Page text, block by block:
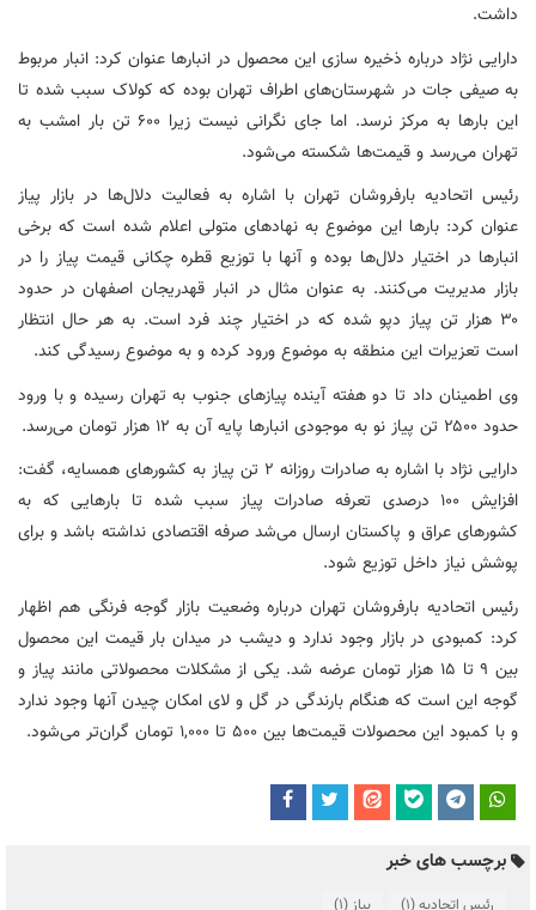
داشت.
دارایی نژاد درباره ذخیره سازی این محصول در انبارها عنوان کرد: انبار مربوط
به صیفی جات در شهرستان‌های اطراف تهران بوده که کولاک سبب شده تا
این بارها به مرکز نرسد. اما جای نگرانی نیست زیرا ۶۰۰ تن بار امشب به
تهران می‌رسد و قیمت‌ها شکسته می‌شود.
رئیس اتحادیه بارفروشان تهران با اشاره به فعالیت دلال‌ها در بازار پیاز
عنوان کرد: بارها این موضوع به نهادهای متولی اعلام شده است که برخی
انبارها در اختیار دلال‌ها بوده و آنها با توزیع قطره چکانی قیمت پیاز را در
بازار مدیریت می‌کنند. به عنوان مثال در انبار قهدریجاناصفهان در حدود
۳۰ هزار تن پیاز دپو شده که در اختیار چند فرد است. به هر حال انتظار
است تعزیرات این منطقه به موضوع ورود کرده و به موضوع رسیدگی کند.
وی اطمینان داد تا دو هفته آینده پیازهای جنوب به تهران رسیده و با ورود
حدود ۲۵۰۰ تن پیاز نو به موجودی انبارها پایه آن به ۱۲ هزار تومان می‌رسد.
دارایی نژاد با اشاره به صادرات روزانه ۲ تن پیاز به کشورهای همسایه، گفت:
افزایش ۱۰۰ درصدی تعرفه صادرات پیاز سبب شده تا بارهایی که به
کشورهای عراق و پاکستان ارسال می‌شد صرفه اقتصادی نداشته باشد و برای
پوشش نیاز داخل توزیع شود.
رئیس اتحادیه بارفروشان تهران درباره وضعیت بازار گوجه فرنگی هم اظهار
کرد: کمبودی در بازار وجود ندارد و دیشب در میدان بار قیمت این محصول
بین ۹ تا ۱۵ هزار تومان عرضه شد. یکی از مشکلات محصولاتی مانند پیاز و
گوجه این است که هنگام بارندگی در گل و لای امکان چیدن آنها وجود ندارد
و با کمبود این محصولات قیمت‌ها بین ۵۰۰ تا ۱,۰۰۰ تومان گران‌تر می‌شود.
برچسب های خبر
رئیس اتحادیه(1) پیاز (1)